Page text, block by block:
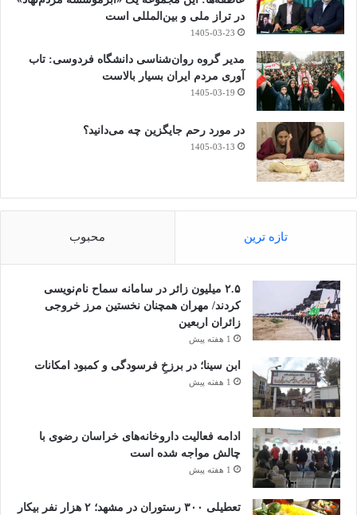
در تراز ملی و بین‌المللی است
1405-03-23
مدیر گروه روان‌شناسی دانشگاه فردوسی: تاب
آوری مردم ایران بسیار بالاست
1405-03-19
در مورد رحم جایگزین چه می‌دانید؟
1405-03-13
تازه ترین محبوب
۲.۵ میلیون زائر در سامانه سماح نام‌نویسی
کردند/ مهران همچنان نخستین مرز خروجی
زائران اربعین
1 هفته پیش
ابن سینا؛ در برزخِ فرسودگی و کمبود امکانات
1 هفته پیش
ادامه فعالیت داروخانه‌های خراسان رضوی با
چالش مواجه شده است
1 هفته پیش
تعطیلی ۳۰۰ رستوران در مشهد؛ ۲ هزار نفر بیکار